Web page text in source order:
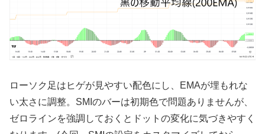
ローソク足はヒゲが見やすい配色にし、EMAが埋もれな
い太さに調整。SMIのバーは初期色で問題ありませんが、
ゼロラインを強調しておくとドットの変化に気づきやすく